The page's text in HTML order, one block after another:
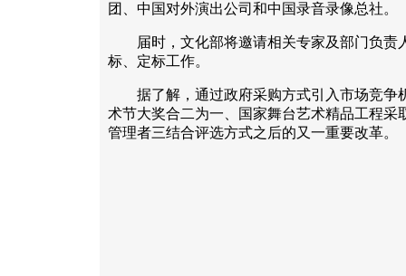
团、中国对外演出公司和中国录音录像总社。
届时，文化部将邀请相关专家及部门负责
标、定标工作。
据了解，通过政府采购方式引入市场竞争
术节大奖合二为一、国家舞台艺术精品工程采
管理者三结合评选方式之后的又一重要改革。